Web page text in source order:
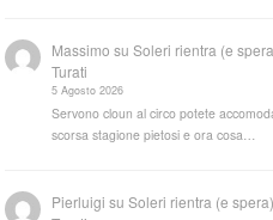
Massimo suSoleri rientra (e
Turati
5 Agosto 2026
Servono cloun al circo potete
scorsa stagione pietosi e ora cosa…
Pierluigi suSoleri rientra (e